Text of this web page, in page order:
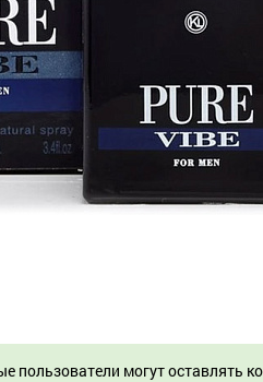
пользователи могут оставлять